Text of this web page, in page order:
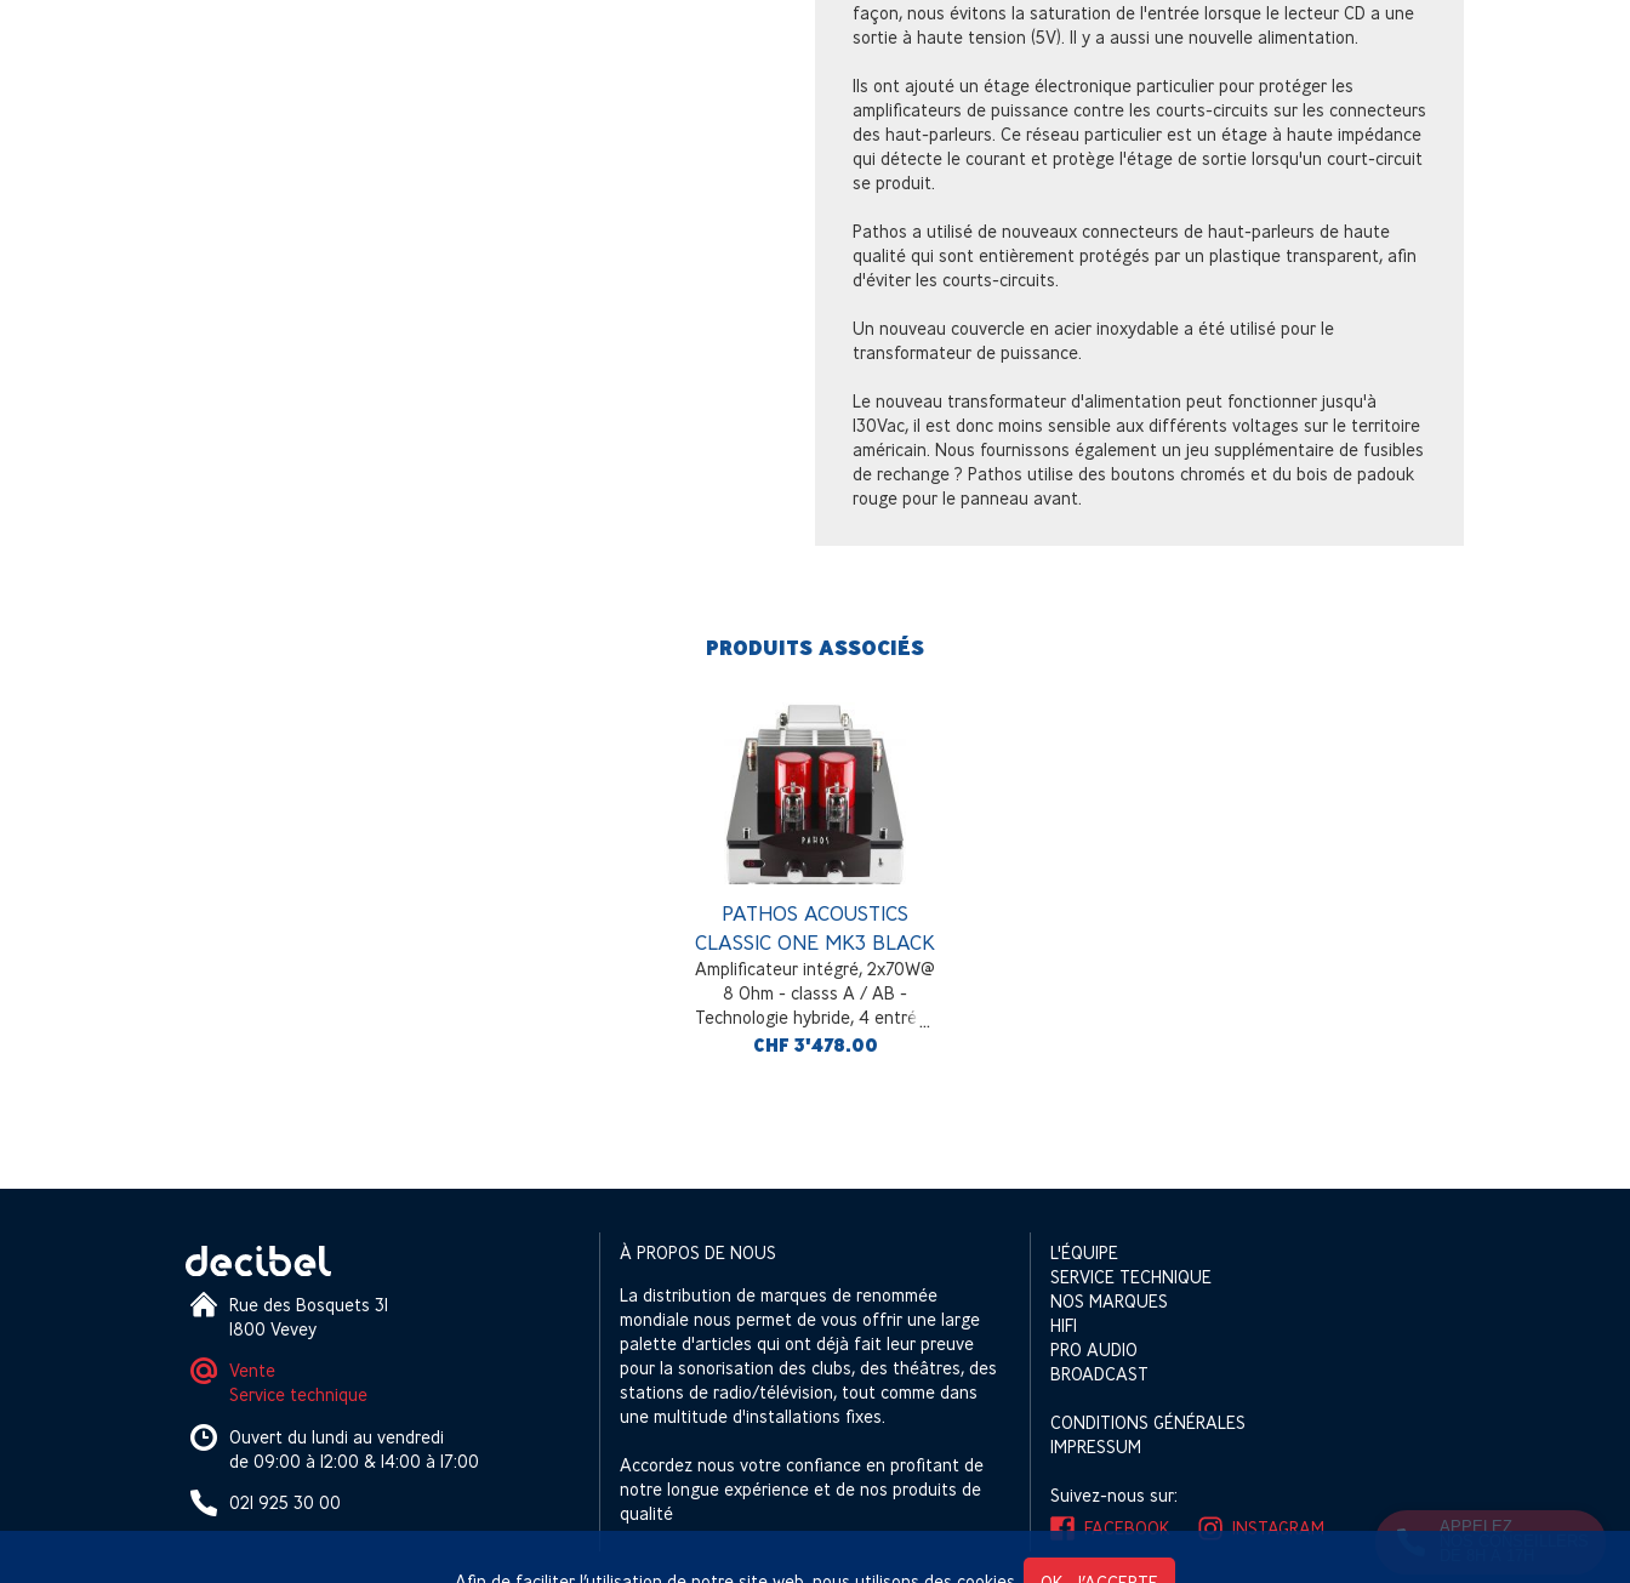
façon, nous évitons la saturation de l'entrée lorsque le lecteur CD a une
sortie à haute tension (5V). Il y a aussi une nouvelle alimentation.
Ils ont ajouté un étage électronique particulier pour protéger les
amplificateurs de puissance contre les courts-circuits sur les connecteurs
des haut-parleurs. Ce réseau particulier est un étage à haute impédance
qui détecte le courant et protège l'étage de sortie lorsqu'un court-circuit
se produit.
Pathos a utilisé de nouveaux connecteurs de haut-parleurs de haute
qualité qui sont entièrement protégés par un plastique transparent, afin
d'éviter les courts-circuits.
Un nouveau couvercle en acier inoxydable a été utilisé pour le
transformateur de puissance.
Le nouveau transformateur d'alimentation peut fonctionner jusqu'à
130Vac, il est donc moins sensible aux différents voltages sur le territoire
américain. Nous fournissons également un jeu supplémentaire de fusibles
de rechange ? Pathos utilise des boutons chromés et du bois de padouk
rouge pour le panneau avant.
PRODUITS ASSOCIÉS
PATHOS ACOUSTICS
CLASSIC ONE MK3 BLACK
Amplificateur intégré, 2x70W@
8 Ohm - classs A / AB -
Technologie hybride, 4 entrées
RCA et 1 entrée symétrique
CHF 3'478.00
Rue des Bosquets 31
1800 Vevey
Vente
Service technique
Ouvert du lundi au vendredi
de 09:00 à 12:00 & 14:00 à 17:00
021 925 30 00
À PROPOS DE NOUS
La distribution de marques de renommée
mondiale nous permet de vous offrir une large
palette d'articles qui ont déjà fait leur preuve
pour la sonorisation des clubs, des théâtres, des
stations de radio/télévision, tout comme dans
une multitude d'installations fixes.
Accordez nous votre confiance en profitant de
notre longue expérience et de nos produits de
qualité
L'ÉQUIPE
SERVICE TECHNIQUE
NOS MARQUES
HIFI
PRO AUDIO
BROADCAST
CONDITIONS GÉNÉRALES
IMPRESSUM
Suivez-nous sur:
FACEBOOK
INSTAGRAM
APPELEZ